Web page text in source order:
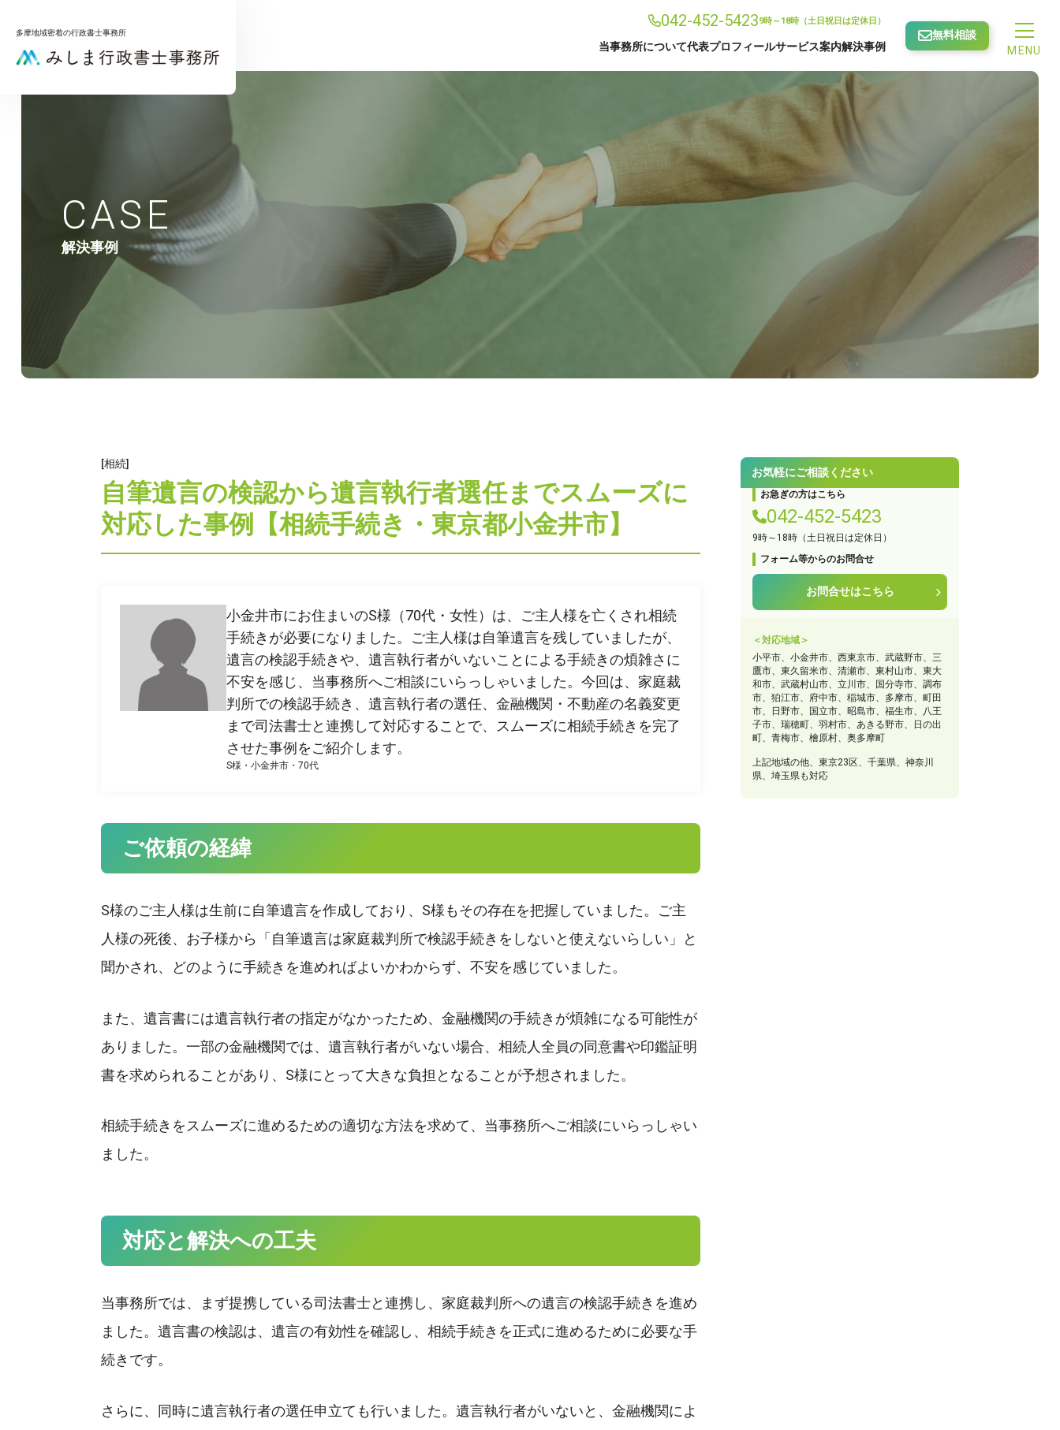
多摩地域密着の行政書士事務所
042-452-54239時～18時（土日祝日は定休日）
当事務所について代表プロフィールサービス案内
相続手続きサポート
成年後見・家族信託
サービス一覧
解決事例
無料相談
MENU
CASE
解決事例
[相続]
自筆遺言の検認から遺言執行者選任までスムーズに
対応した事例【相続手続き・東京都小金井市】
小金井市にお住まいのS様（70代・女性）は、ご主人様を亡くされ相続
手続きが必要になりました。ご主人様は自筆遺言を残していましたが、
遺言の検認手続きや、遺言執行者がいないことによる手続きの煩雑さに
不安を感じ、当事務所へご相談にいらっしゃいました。今回は、家庭裁
判所での検認手続き、遺言執行者の選任、金融機関・不動産の名義変更
まで司法書士と連携して対応することで、スムーズに相続手続きを完了
させた事例をご紹介します。
S様・小金井市・70代
ご依頼の経緯
S様のご主人様は生前に自筆遺言を作成しており、S様もその存在を把握していました。ご主
人様の死後、お子様から「自筆遺言は家庭裁判所で検認手続きをしないと使えないらしい」と
聞かされ、どのように手続きを進めればよいかわからず、不安を感じていました。
また、遺言書には遺言執行者の指定がなかったため、金融機関の手続きが煩雑になる可能性が
ありました。一部の金融機関では、遺言執行者がいない場合、相続人全員の同意書や印鑑証明
書を求められることがあり、S様にとって大きな負担となることが予想されました。
相続手続きをスムーズに進めるための適切な方法を求めて、当事務所へご相談にいらっしゃい
ました。
対応と解決への工夫
当事務所では、まず提携している司法書士と連携し、家庭裁判所への遺言の検認手続きを進め
ました。遺言書の検認は、遺言の有効性を確認し、相続手続きを正式に進めるために必要な手
続きです。
さらに、同時に遺言執行者の選任申立ても行いました。遺言執行者がいないと、金融機関によ
お気軽にご相談ください
お急ぎの方はこちら
042-452-5423
9時～18時（土日祝日は定休日）
フォーム等からのお問合せ
お問合せはこちら
＜対応地域＞
小平市、小金井市、西東京市、武蔵野市、三
鷹市、東久留米市、清瀬市、東村山市、東大
和市、武蔵村山市、立川市、国分寺市、調布
市、狛江市、府中市、稲城市、多摩市、町田
市、日野市、国立市、昭島市、福生市、八王
子市、瑞穂町、羽村市、あきる野市、日の出
町、青梅市、檜原村、奥多摩町
上記地域の他、東京23区、千葉県、神奈川
県、埼玉県も対応
代表プロフィール
お知らせ
サービスメニュー
補助金申請サポート
融資支援サポート
相続手続きサポート
遺言書作成サポート
CONTACT
お問合せ
042-452-5423
9時～18時（土日祝日は定休日）
メールから相談する
24時間365日受付
小平市、小金井市、西東京市、武蔵野市、三鷹市、東久留米市、清瀬市、東村山市、東大和市、武蔵村山市、立川市、国分寺
上記地域の他、東京23区、千葉県、神奈川県、埼玉県も対応